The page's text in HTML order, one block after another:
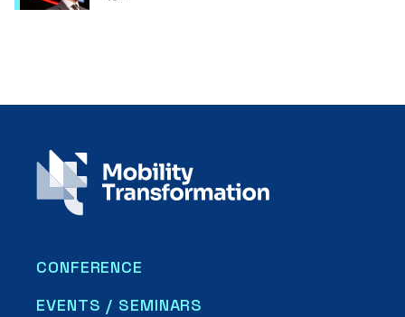
CONFERENCE
EVENTS / SEMINARS